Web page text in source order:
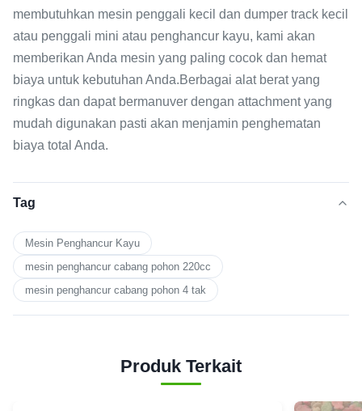
membutuhkan mesin penggali kecil dan dumper track kecil
atau penggali mini atau penghancur kayu, kami akan
memberikan Anda mesin yang paling cocok dan hemat
biaya untuk kebutuhan Anda.Berbagai alat berat yang
ringkas dan dapat bermanuver dengan attachment yang
mudah digunakan pasti akan menjamin penghematan
biaya total Anda.
Tag
Mesin Penghancur Kayu
mesin penghancur cabang pohon 220cc
mesin penghancur cabang pohon 4 tak
Produk Terkait